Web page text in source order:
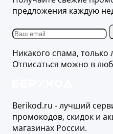
предложения каждую
Никакого спама,
Отписаться можно в
Berikod.ru - лучший
промокодов, скидок и
магазинах России.